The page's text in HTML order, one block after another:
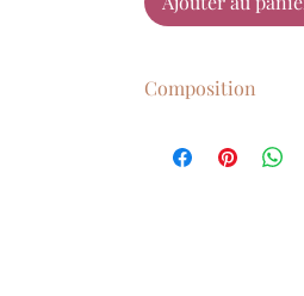
Composition
qualité